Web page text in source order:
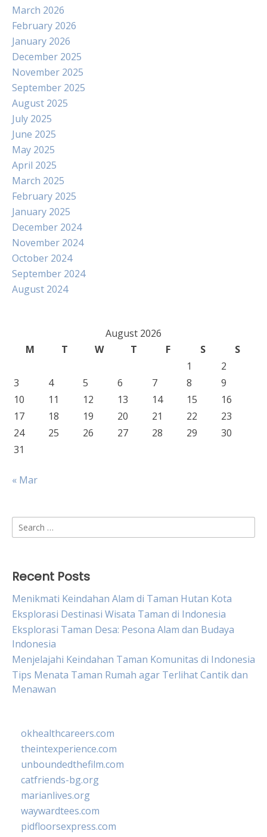
March 2026
February 2026
January 2026
December 2025
November 2025
September 2025
August 2025
July 2025
June 2025
May 2025
April 2025
March 2025
February 2025
January 2025
December 2024
November 2024
October 2024
September 2024
August 2024
August 2026
M
T W T F S
S
1
2
3
4 5 6 7 8
9
10
11 12 13 14 15
16
17
18 19 20 21 22
23
24
25 26 27 28 29
30
31
« Mar
Search
for:
Recent Posts
Menikmati Keindahan Alam di Taman Hutan Kota
Eksplorasi Destinasi Wisata Taman di Indonesia
Eksplorasi Taman Desa: Pesona Alam dan Budaya
Indonesia
Menjelajahi Keindahan Taman Komunitas di Indonesia
Tips Menata Taman Rumah agar Terlihat Cantik dan
Menawan
okhealthcareers.com
theintexperience.com
unboundedthefilm.com
catfriends-bg.org
marianlives.org
waywardtees.com
pidfloorsexpress.com